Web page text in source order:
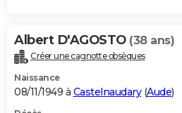
Albert D'AGOSTO (38 ans)
Créer une cagnotte obsèques
Naissance
08/11/1949 à Castelnaudary(Aude)